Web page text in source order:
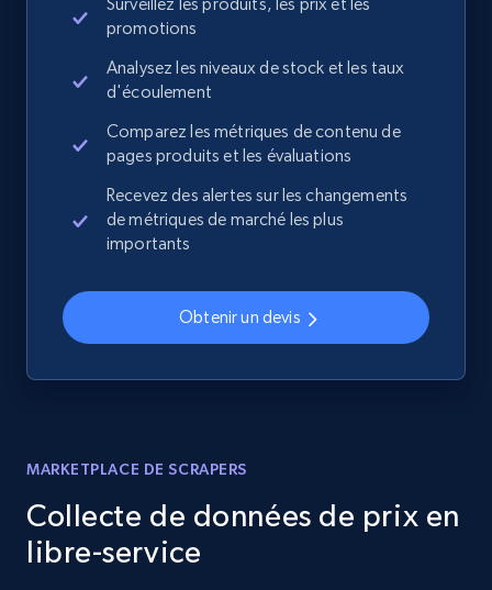
promotions
Analysez les niveaux de stock et les taux
d'écoulement
Comparez les métriques de contenu de
pages produits et les évaluations
Recevez des alertes sur les changements
de métriques de marché les plus
importants
Obtenir un devis
MARKETPLACE DE SCRAPERS
Collecte de données de prix en
libre-service